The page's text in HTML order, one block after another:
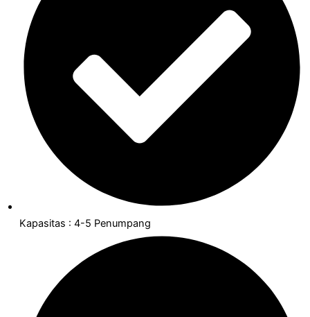
Kapasitas : 4-5 Penumpang